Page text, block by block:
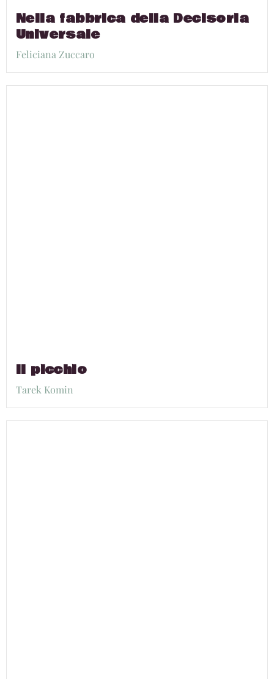
Nella fabbrica della Decisoria
Universale
Feliciana Zuccaro
Il picchio
Tarek Komin